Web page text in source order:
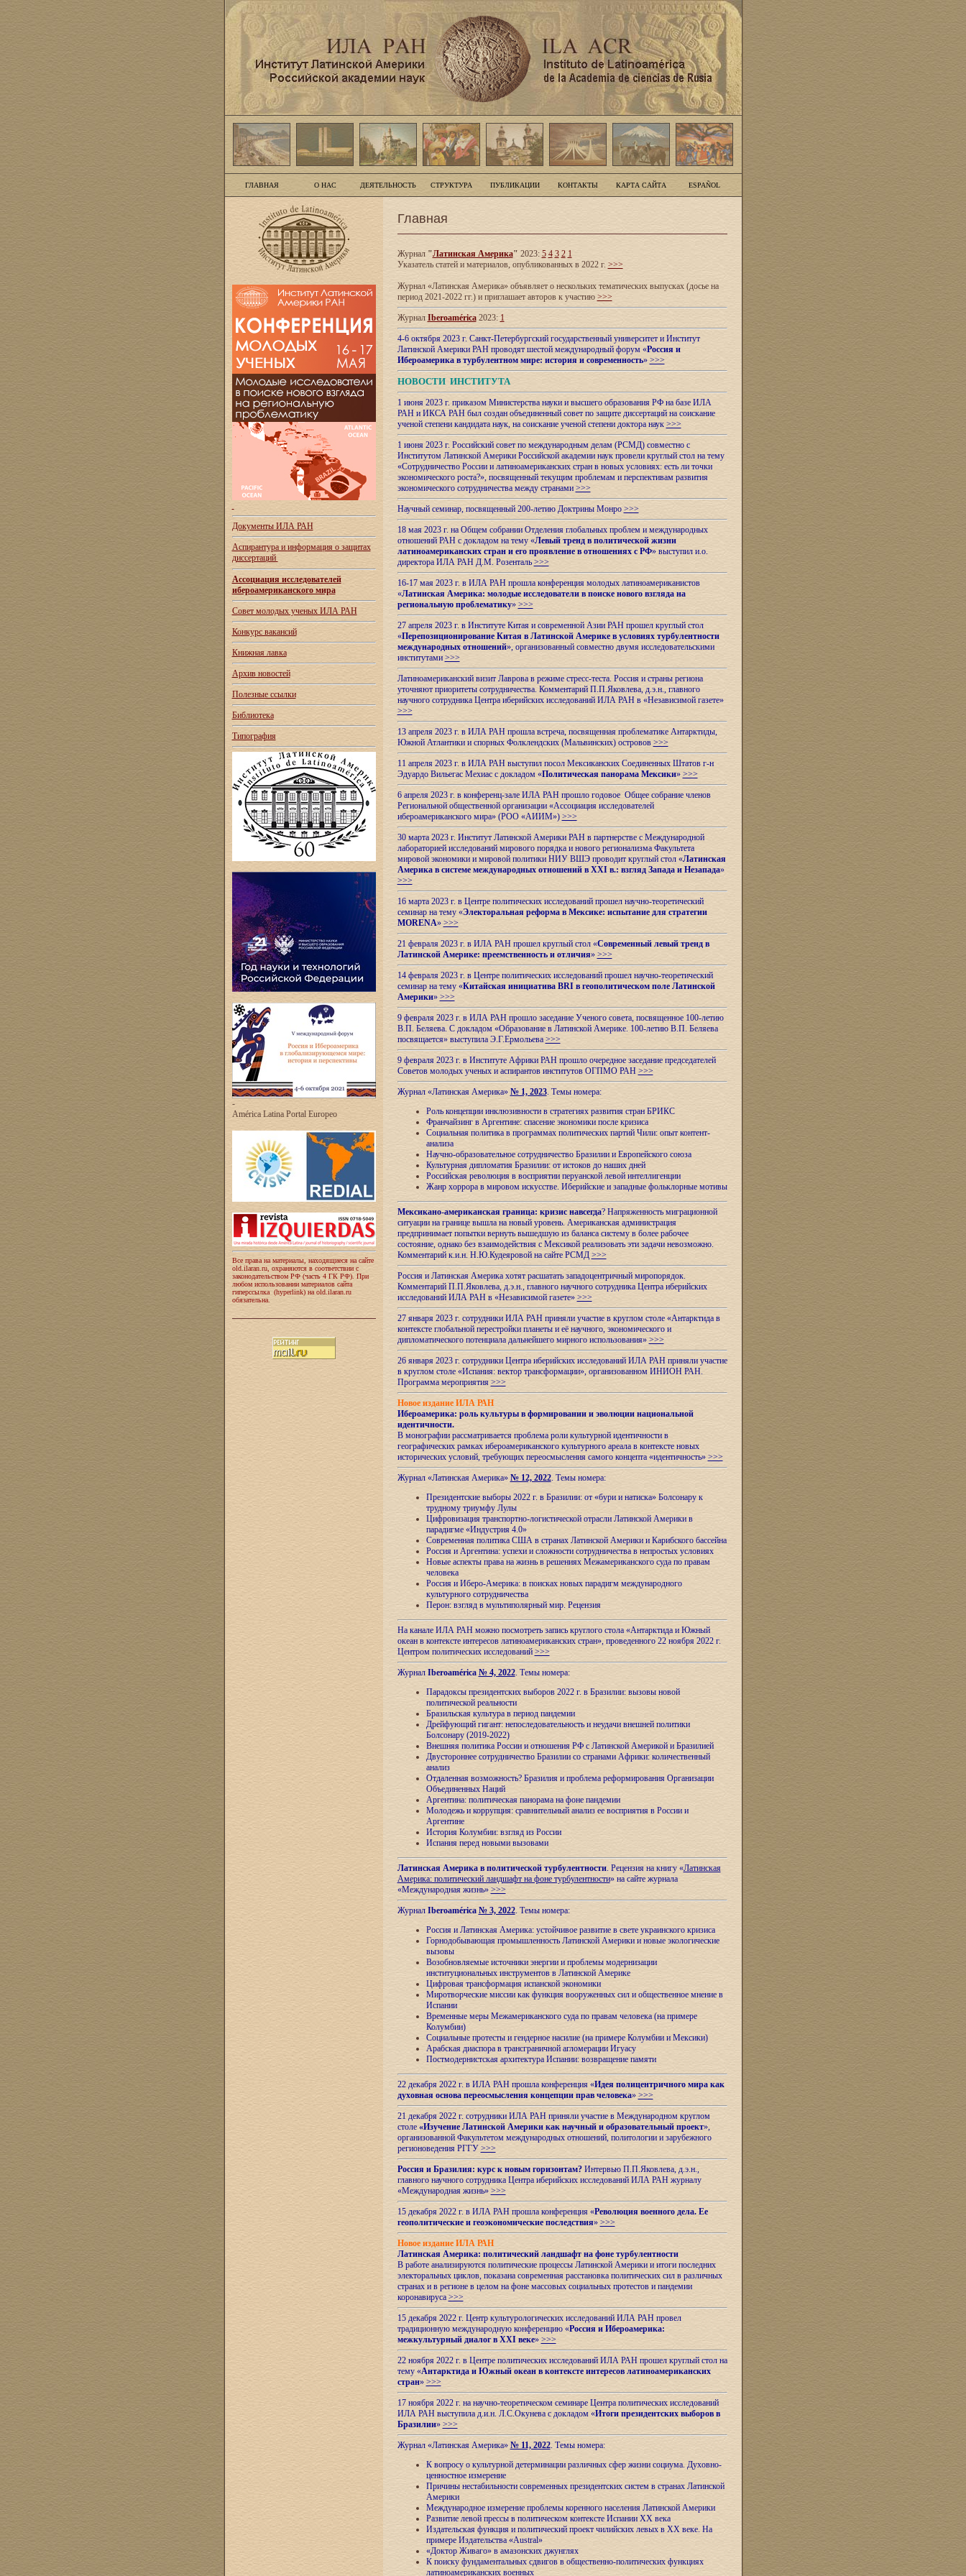
ГЛАВНАЯ О НАС ДЕЯТЕЛЬНОСТЬ СТРУКТУРА ПУБЛИКАЦИИ КОНТАКТЫ КАРТА САЙТА ESPAÑOL
Документы ИЛА РАН
Аспирантура и информация о защитах
диссертаций
Ассоциация исследователей
ибероамериканского мира
Совет молодых ученых ИЛА РАН
Конкурс вакансий
Книжная лавка
Архив новостей
Полезные ссылки
Библиотека
Типография
-
América Latina Portal Europeo
Все права на материалы, находящиеся на сайте
old.ilaran.ru, охраняются в соответствии с
законодательством РФ (часть 4 ГК РФ). При
любом использовании материалов сайта
гиперссылка (hyperlink) на old.ilaran.ru
обязательна.
Главная
Журнал"Латинская Америка" 2023: 5 4 3 2 1
Указатель статей и материалов, опубликованных в 2022 г. >>>
Журнал «Латинская Америка» объявляет о нескольких тематических выпусках (досье на
период 2021-2022 гг.) и приглашает авторов к участию >>>
Журнал Iberoamérica2023: 1
4-6 октября 2023 г. Санкт-Петербургский государственный университет и Институт
Латинской Америки РАН проводят шестой международный форум «Россия и
Ибероамерика в турбулентном мире: история и современность» >>>
НОВОСТИ ИНСТИТУТА
1 июня 2023 г. приказом Министерства науки и высшего образования РФ на базе ИЛА
РАН и ИКСА РАН был создан объединенный совет по защите диссертаций на соискание
ученой степени кандидата наук, на соискание ученой степени доктора наук >>>
1 июня 2023 г. Российский совет по международным делам (РСМД) совместно с
Институтом Латинской Америки Российской академии наук провели круглый стол на тему
«Сотрудничество России и латиноамериканских стран в новых условиях: есть ли точки
экономического роста?», посвященный текущим проблемам и перспективам развития
экономического сотрудничества между странами >>>
Научный семинар, посвященный 200-летию Доктрины Монро>>>
18 мая 2023 г. на Общем собрании Отделения глобальных проблем и международных
отношений РАН с докладом на тему «Левый тренд в политической жизни
латиноамериканских стран и его проявление в отношениях с РФ» выступил и.о.
директора ИЛА РАН Д.М. Розенталь >>>
16-17 мая 2023 г. в ИЛА РАН прошла конференция молодых латиноамериканистов
«Латинская Америка: молодые исследователи в поиске нового взгляда на
региональную проблематику» >>>
27 апреля 2023 г. в Институте Китая и современной Азии РАН прошел круглый стол
«Перепозиционирование Китая в ЛатинскойАмерике в условиях турбулентности
международных отношений», организованный совместно двумя исследовательскими
институтами >>>
Латиноамериканский визит Лаврова в режиме стресс-теста. Россия и страны региона
уточняют приоритеты сотрудничества. Комментарий П.П.Яковлева, д.э.н., главного
научного сотрудника Центра иберийских исследований ИЛА РАН в «Независимой газете»
>>>
13 апреля 2023 г. в ИЛА РАН прошла встреча, посвященная проблематике Антарктиды,
Южной Атлантики и спорных Фолклендских (Мальвинских) островов >>>
11 апреля 2023 г. в ИЛА РАН выступил посол Мексиканских Соединенных Штатов г-н
Эдуардо Вильегас Мехиас c докладом «Политическая панорама Мексики» >>>
6 апреля 2023 г. в конференц-зале ИЛА РАН прошло годовое Общее собрание членов
Региональной общественной организации «Ассоциация исследователей
ибероамериканского мира» (РОО «АИИМ») >>>
30 марта 2023 г. Институт Латинской Америки РАН в партнерстве с Международной
лабораторией исследований мирового порядка и нового регионализма Факультета
мировой экономики и мировой политики НИУ ВШЭ проводит круглый стол «Латинская
Америка в системе международных отношений в XXI в.: взгляд Запада и Незапада»
>>>
16 марта 2023 г. в Центре политических исследований прошел научно-теоретический
семинар на тему «Электоральная реформа в Мексике: испытание для стратегии
MORENA» >>>
21 февраля 2023 г. в ИЛА РАН прошел круглый стол «Современный левый тренд в
Латинской Америке: преемственность и отличия» >>>
14 февраля 2023 г. в Центре политических исследований прошел научно-теоретический
семинар на тему «Китайская инициатива BRI в геополитическом поле Латинской
Америки» >>>
9 февраля 2023 г. в ИЛА РАН прошло заседание Ученого совета, посвященное 100-летию
В.П. Беляева. С докладом «Образование в Латинской Америке. 100-летию В.П. Беляева
посвящается» выступила Э.Г.Ермольева >>>
9 февраля 2023 г. в Институте Африки РАН прошло очередное заседание председателей
Советов молодых ученых и аспирантов институтов ОГПМО РАН >>>
Журнал «Латинская Америка» № 1, 2023. Темы номера:
Роль концепции инклюзивности в стратегиях развития стран БРИКС
Франчайзинг в Аргентине: спасение экономики после кризиса
Социальная политика в программах политических партий Чили: опыт контент-
анализа
Научно-образовательное сотрудничество Бразилии и Европейского союза
Культурная дипломатия Бразилии: от истоков до наших дней
Российская революция в восприятии перуанской левой интеллигенции
Жанр хоррора в мировом искусстве. Иберийские и западные фольклорные мотивы
Мексикано-американская граница: кризис навсегда? Напряженность миграционной
ситуации на границе вышла на новый уровень. Американская администрация
предпринимает попытки вернуть вышедшую из баланса систему в более рабочее
состояние, однако без взаимодействия с Мексикой реализовать эти задачи невозможно.
Комментарий к.и.н. Н.Ю.Кудеяровой на сайте РСМД >>>
Россия и Латинская Америка хотят расшатать западоцентричный миропорядок.
Комментарий П.П.Яковлева, д.э.н., главного научного сотрудника Центра иберийских
исследований ИЛА РАН в «Независимой газете» >>>
27 января 2023 г. сотрудники ИЛА РАН приняли участие в круглом столе «Антарктида в
контексте глобальной перестройки планеты и её научного, экономического и
дипломатического потенциала дальнейшего мирного использования» >>>
26 января 2023 г. сотрудники Центра иберийских исследований ИЛА РАН приняли участие
в круглом столе «Испания: вектор трансформации», организованном ИНИОН РАН.
Программа мероприятия>>>
Новое издание ИЛА РАН
Ибероамерика: роль культуры в формировании и эволюции национальной
идентичности.
В монографии рассматривается проблема роли культурной идентичности в
географических рамках ибероамериканского культурного ареала в контексте новых
исторических условий, требующих переосмысления самого концепта «идентичность» >>>
Журнал «Латинская Америка» № 12, 2022. Темы номера:
Президентские выборы 2022 г. в Бразилии: от «бури и натиска» Болсонару к
трудному триумфу Лулы
Цифровизация транспортно-логистической отрасли Латинской Америки в
парадигме «Индустрия 4.0»
Современная политика США в странах Латинской Америки и Карибского бассейна
Россия и Аргентина: успехи и сложности сотрудничества в непростых условиях
Новые аспекты права на жизнь в решениях Межамериканского суда по правам
человека
Россия и Иберо-Америка: в поисках новых парадигм международного
культурного сотрудничества
Перон: взгляд в мультиполярный мир. Рецензия
На канале ИЛА РАН можно посмотреть запись круглого стола «Антарктида и Южный
океан в контексте интересов латиноамериканских стран», проведенного 22 ноября 2022 г.
Центром политических исследований >>>
Журнал Iberoamérica № 4, 2022. Темы номера:
Парадоксы президентских выборов 2022 г. в Бразилии: вызовы новой
политической реальности
Бразильская культура в период пандемии
Дрейфующий гигант: непоследовательность и неудачи внешней политики
Болсонару (2019-2022)
Внешняя политика России и отношения РФ с Латинской Америкой и Бразилией
Двустороннее сотрудничество Бразилии со странами Африки: количественный
анализ
Отдаленная возможность? Бразилия и проблема реформирования Организации
Объединенных Наций
Аргентина: политическая панорама на фоне пандемии
Молодежь и коррупция: сравнительный анализ ee восприятия в России и
Аргентине
История Колумбии: взгляд из России
Испания перед новыми вызовами
Латинская Америка в политической турбулентности. Рецензия на книгу «Латинская
Америка: политический ландшафт на фоне турбулентности» на сайте журнала
«Международная жизнь» >>>
Журнал Iberoamérica № 3, 2022. Темы номера:
Россия и Латинская Америка: устойчивое развитие в свете украинского кризиса
Горнодобывающая промышленность Латинской Америки и новые экологические
вызовы
Возобновляемые источники энергии и проблемы модернизации
институциональных инструментов в Латинской Америке
Цифровая трансформация испанской экономики
Миротворческие миссии как функция вооруженных сил и общественное мнение в
Испании
Временные меры Межамериканского суда по правам человека (на примере
Колумбии)
Социальные протесты и гендерное насилие (на примере Колумбии и Мексики)
Арабская диаспора в трансграничной агломерации Игуасу
Постмодернистская архитектура Испании: возвращение памяти
22 декабря 2022 г. в ИЛА РАН прошла конференция «Идея полицентричного мира как
духовная основа переосмысления концепции прав человека» >>>
21 декабря 2022 г. сотрудники ИЛА РАН приняли участие в Международном круглом
столе «Изучение Латинской Америки как научный и образовательный проект»,
организованной Факультетом международных отношений, политологии и зарубежного
регионоведения РГГУ >>>
Россия и Бразилия: курс к новым горизонтам?Интервью П.П.Яковлева, д.э.н.,
главного научного сотрудника Центра иберийских исследований ИЛА РАН журналу
«Международная жизнь» >>>
15 декабря 2022 г. в ИЛА РАН прошла конференция «Революция военного дела. Ее
геополитические и геоэкономические последствия» >>>
Новое издание ИЛА РАН
Латинская Америка: политический ландшафт на фоне турбулентности
В работе анализируются политические процессы Латинской Америки и итоги последних
электоральных циклов, показана современная расстановка политических сил в различных
странах и в регионе в целом на фоне массовых социальных протестов и пандемии
коронавируса >>>
15 декабря 2022 г. Центр культурологических исследований ИЛА РАН провел
традиционную международную конференцию «Россия и Ибероамерика:
межкультурный диалог в XXI веке» >>>
22 ноября 2022 г. в Центре политических исследований ИЛА РАН прошел круглый стол на
тему «Антарктида и Южный океан в контексте интересов латиноамериканских
стран» >>>
17 ноября 2022 г. на научно-теоретическом семинаре Центра политических исследований
ИЛА РАН выступила д.и.н. Л.С.Окунева с докладом «Итоги президентских выборов в
Бразилии» >>>
Журнал «Латинская Америка» № 11, 2022. Темы номера:
К вопросу о культурной детерминации различных сфер жизни социума. Духовно-
ценностное измерение
Причины нестабильности современных президентских систем в странах Латинской
Америки
Международное измерение проблемы коренного населения Латинской Америки
Развитие левой прессы в политическом контексте Испании XX века
Издательская функция и политический проект чилийских левых в XX веке. На
примере Издательства «Austral»
«Доктор Живаго» в амазонских джунглях
К поиску фундаментальных сдвигов в общественно-политических функциях
латиноамериканских военных